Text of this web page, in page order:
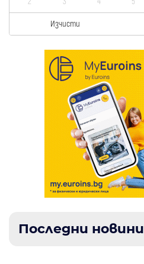
Изчисти
Последни новини